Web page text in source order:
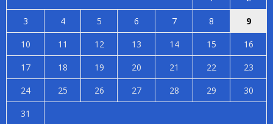
3
4 5 6 7 8
9
10
11 12 13 14 15
16
17
18 19 20 21 22
23
24
25 26 27 28 29
30
31